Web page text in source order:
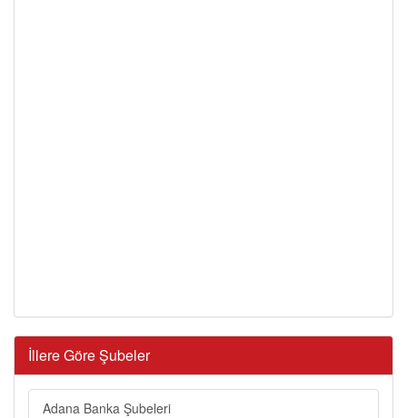
İllere Göre Şubeler
Adana Banka Şubeleri